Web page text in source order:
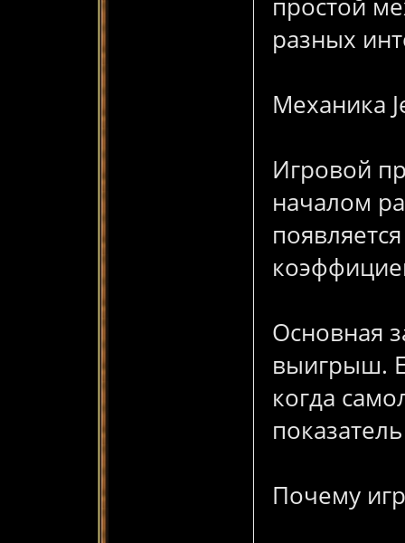
разных
Механика
Игровой
началом
Основная
выигрыш.
когда
Почему